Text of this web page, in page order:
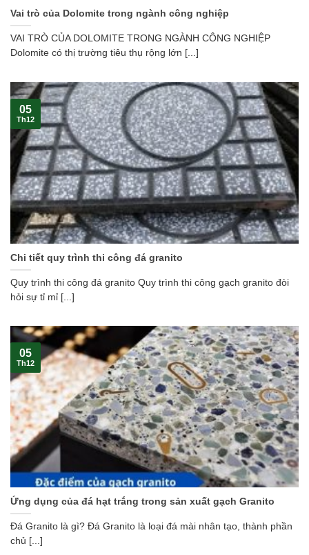
Vai trò của Dolomite trong ngành công nghiệp
VAI TRÒ CỦA DOLOMITE TRONG NGÀNH CÔNG NGHIỆP
Dolomite có thị trường tiêu thụ rộng lớn [...]
Chi tiết quy trình thi công đá granito
Quy trình thi công đá granito Quy trình thi công gạch granito đòi
hỏi sự tỉ mỉ [...]
05
Th12
Ứng dụng của đá hạt trắng trong sản xuất gạch Granito
Đá Granito là gì? Đá Granito là loại đá mài nhân tạo, thành phần
chủ [...]
05
Th12